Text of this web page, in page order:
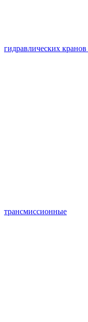
гидравлических кранов
трансмиссионные